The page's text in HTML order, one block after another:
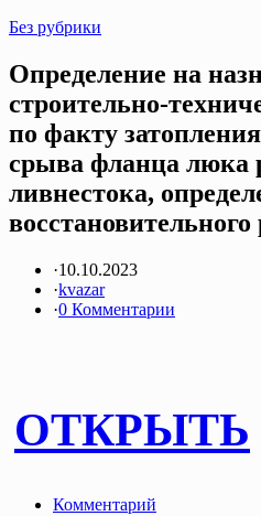
Без рубрики
Определение на
строительно-
по факту
срыва фланца люка
ливнестока,
·10.10.2023
·kvazar
·0 Комментарии
ОТКРЫТЬ
Комментарий